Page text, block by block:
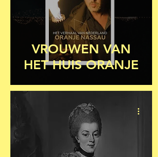
VROUWEN VAN
HET HUIS ORANJE